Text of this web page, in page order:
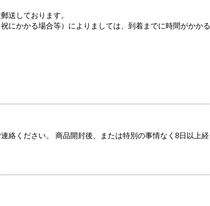
送しております。
にかかる場合等）によりましては、到着までに時間がかかる
絡ください。 商品開封後、または特別の事情なく8日以上経